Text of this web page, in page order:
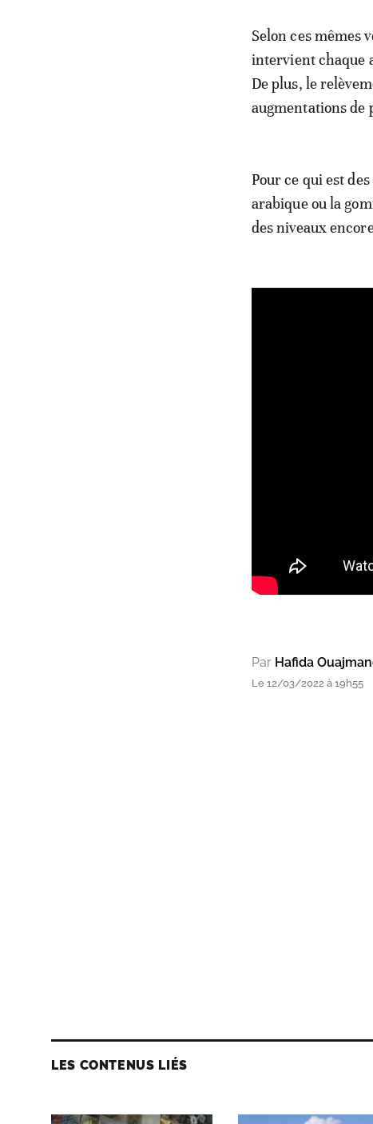
Selon ces mêmes
intervient chaque
De plus, le
augmentations de
Pour ce qui est
arabique ou la
des niveaux
Par Hafida
Le 12/03/2022 à 19h55
LES CONTENUS LIÉS